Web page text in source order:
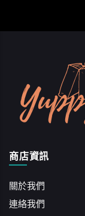
商店資訊
關於我們
連絡我們